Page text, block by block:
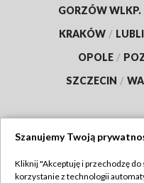
GORZÓW WLKP.
KRAKÓW /
OPOLE /
SZCZECIN /
Szanujemy Twoją
Kliknij "Akceptuję i przechodzę do
korzystanie z technologii